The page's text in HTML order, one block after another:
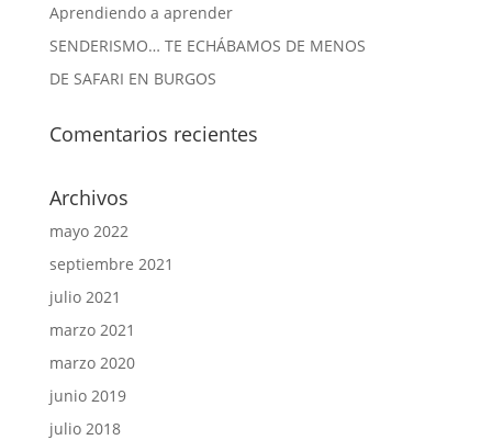
Aprendiendo a aprender
SENDERISMO… TE ECHÁBAMOS DE MENOS
DE SAFARI EN BURGOS
Comentarios recientes
Archivos
mayo 2022
septiembre 2021
julio 2021
marzo 2021
marzo 2020
junio 2019
julio 2018